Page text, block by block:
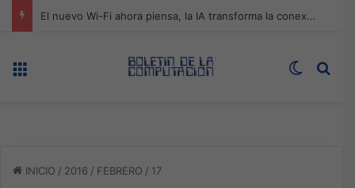
El nuevo Wi-Fi ahora piensa, la IA transforma la conexión del día a día
Switch
INICIO / 2016 / FEBRERO / 17